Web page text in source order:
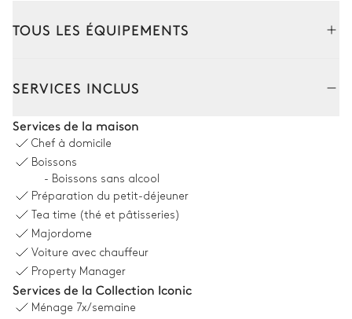
TOUS LES ÉQUIPEMENTS
Canapés
Fauteuils
Bar
Bois
Smart TV
Cuisine
SERVICES INCLUS
Services de la maison
Chef à domicile
Boissons
- Boissons sans alcool
Préparation du petit-déjeuner
Tea time (thé et pâtisseries)
Majordome
Voiture avec chauffeur
Property Manager
Services de la Collection Iconic
Ménage 7x/semaine